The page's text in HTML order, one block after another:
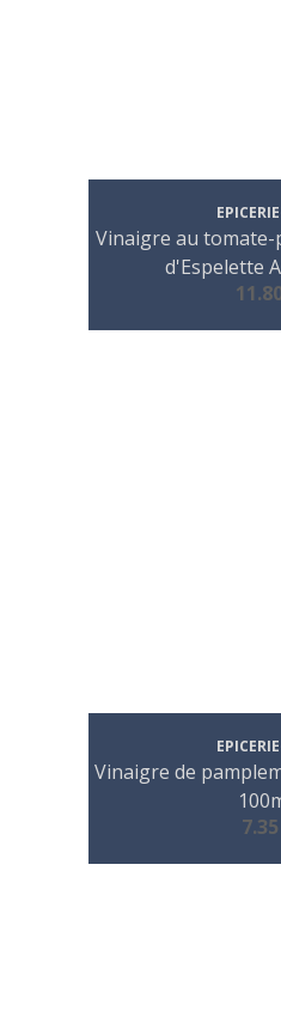
Vinaigre au
d'Espelette
Vinaigre de